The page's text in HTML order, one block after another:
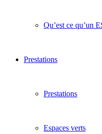
Qu’est ce qu’un
Prestations
Prestations
Espaces verts